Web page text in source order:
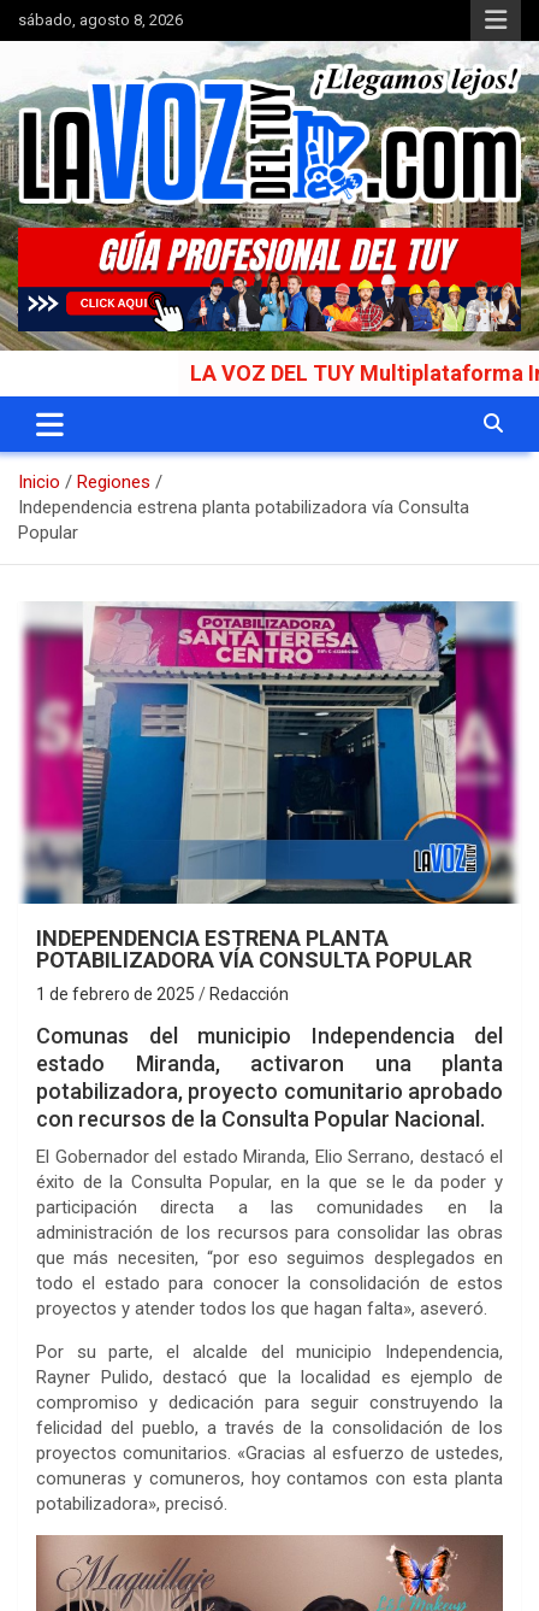
Saltar
al
sábado, agosto 8, 2026
La Voz del Tuy
Portal de noticias
LA VOZ DEL TUY Multiplataforma
Inicio
Regiones
Independencia estrena planta potabilizadora vía Consulta
Popular
INDEPENDENCIA ESTRENA PLANTA
POTABILIZADORA VÍA CONSULTA POPULAR
1 de febrero de 2025 Redacción
Comunas del municipio Independencia del
estado Miranda, activaron una planta
potabilizadora, proyecto comunitario aprobado
con recursos de la Consulta Popular Nacional.
El Gobernador del estado Miranda, Elio Serrano, destacó el
éxito de la Consulta Popular, en la que se le da poder y
participación directa a las comunidades en la
administración de los recursos para consolidar las obras
que más necesiten, “por eso seguimos desplegados en
todo el estado para conocer la consolidación de estos
proyectos y atender todos los que hagan falta», aseveró.
Por su parte, el alcalde del municipio Independencia,
Rayner Pulido, destacó que la localidad es ejemplo de
compromiso y dedicación para seguir construyendo la
felicidad del pueblo, a través de la consolidación de los
proyectos comunitarios. «Gracias al esfuerzo de ustedes,
comuneras y comuneros, hoy contamos con esta planta
potabilizadora», precisó.